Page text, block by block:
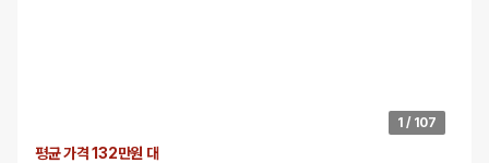
1 / 107
평균 가격 132만원 대